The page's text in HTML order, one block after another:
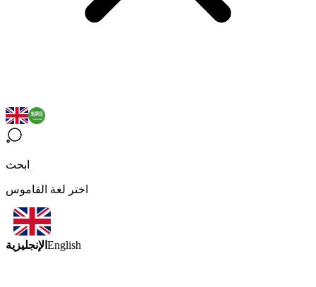
ابحث
اختر لغة القاموس
الإنجليزية English